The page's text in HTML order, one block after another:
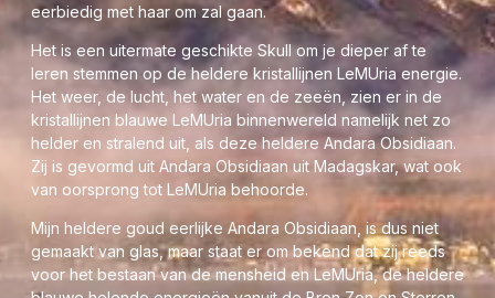
vooruit te komen middels positieve Intenties en Affirmaties.
Graag zou ik je nu al in mijn omvangrijke energieveld willen
insluiten. Krijg je interesse in mij, dan kun je mij via de foto een
tijdje aankijken om zo mijn energie beter te doorgronden.
Hierdoor zal ik je op Afstand ‘aanraken’ met mijn LeMUria
MoederBron Hathor Liefde.
Op deze foto zie je hoe ik haar vertroetel in een ligbed van
losse blauwe Andara Obsidiaan kristallen. Deze verkoop ik per
gram in mijn Hathor Webshop categorie:
Kristal & half-
Edelsteen
Andara-Obsidiaan is een natuurlijk ontstane vulkanische
eerbiedig met haar om zal gaan.
Het is een uitermate geschikte Skull om je dieper af te
leren stemmen op de heldere kristallijnen LeMUria energie.
Het weer, de lucht, het water en de zeeën, zien er in de
kristallijnen blauwe LeMUria binnenwereld namelijk net zo
helder en stralend uit, als deze heldere Andara Obsidiaan.
Zij is gevormd uit Andara Obsidiaan uit Madagskar, wat ook
van oorsprong tot LeMUria behoorde.
Mijn heldere goud eerlijke Andara Obsidiaan, is dus niet
gemaakt van glas, maar staat er om bekend dat zij reeds
voor het bestaan van de mensheid en LeMUria, de heldere